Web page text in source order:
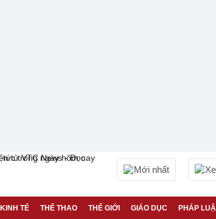
Mới nhất
KINH TẾ THỂ THAO THẾ GIỚI GIÁO DỤC PHÁP